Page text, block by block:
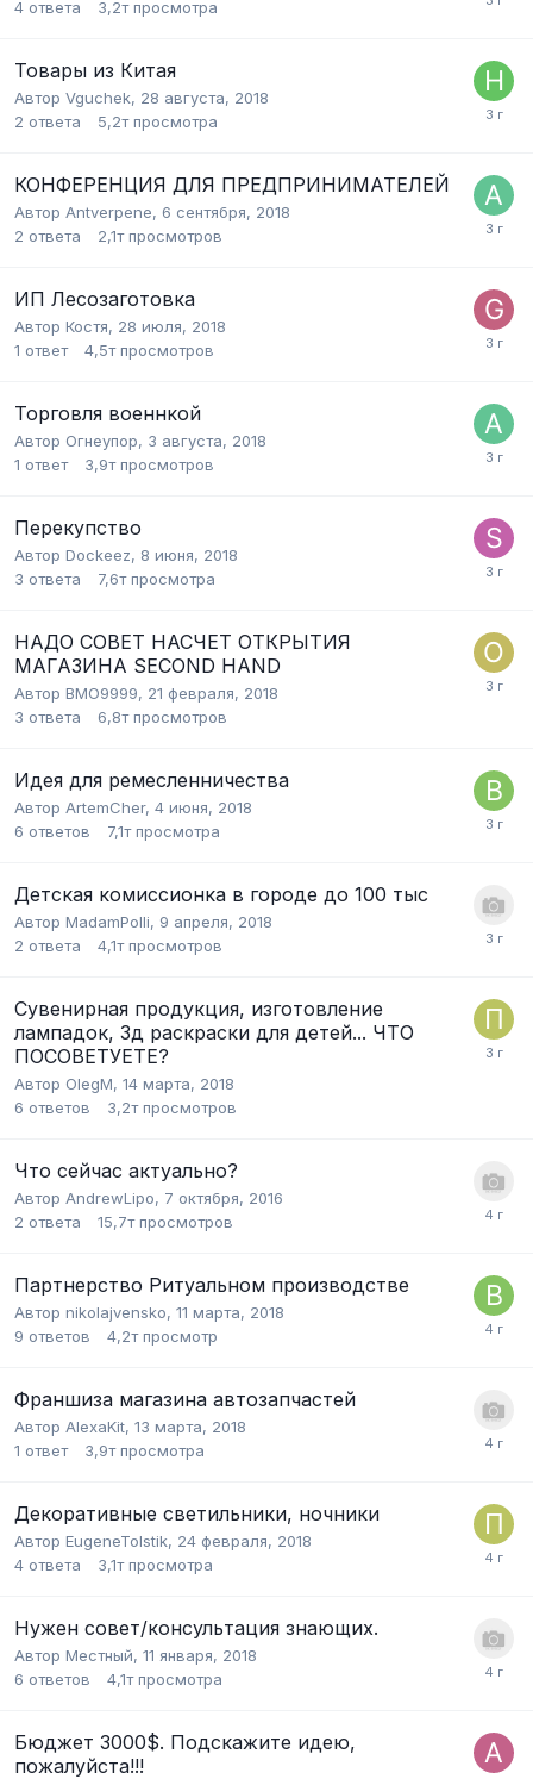
4 ответа 3,2т просмотра
Товары из Китая
Автор Vguchek, 28 августа, 2018
2 ответа 5,2т просмотра
КОНФЕРЕНЦИЯ ДЛЯ ПРЕДПРИНИМАТЕЛЕЙ
Автор Antverpene, 6 сентября, 2018
2 ответа 2,1т просмотров
ИП Лесозаготовка
Автор Костя, 28 июля, 2018
1 ответ 4,5т просмотров
Торговля военнкой
Автор Огнеупор, 3 августа, 2018
1 ответ 3,9т просмотров
Перекупство
Автор Dockeez, 8 июня, 2018
3 ответа 7,6т просмотра
НАДО СОВЕТ НАСЧЕТ ОТКРЫТИЯ
МАГАЗИНА SECOND HAND
Автор BMO9999, 21 февраля, 2018
3 ответа 6,8т просмотров
Идея для ремесленничества
Автор ArtemCher, 4 июня, 2018
6 ответов 7,1т просмотра
Детская комиссионка в городе до 100 тыс
Автор MadamPolli, 9 апреля, 2018
2 ответа 4,1т просмотров
Сувенирная продукция, изготовление
лампадок, 3д раскраски для детей... ЧТО
ПОСОВЕТУЕТЕ?
Автор OlegM, 14 марта, 2018
6 ответов 3,2т просмотров
Что сейчас актуально?
Автор AndrewLipo, 7 октября, 2016
2 ответа 15,7т просмотров
Партнерство Ритуальном производстве
Автор nikolajvensko, 11 марта, 2018
9 ответов 4,2т просмотр
Франшиза магазина автозапчастей
Автор AlexaKit, 13 марта, 2018
1 ответ 3,9т просмотра
Декоративные светильники, ночники
Автор EugeneTolstik, 24 февраля, 2018
4 ответа 3,1т просмотра
Нужен совет/консультация знающих.
Автор Местный, 11 января, 2018
6 ответов 4,1т просмотра
Бюджет 3000$. Подскажите идею,
пожалуйста!!!